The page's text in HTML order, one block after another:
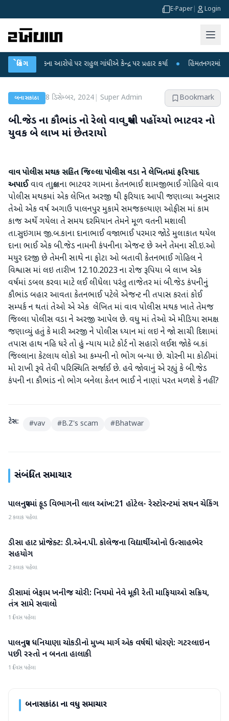
E-Paper Login
બ્રેકિંગ
લીકના આરોપો પર રાહુલ ગાંધીએ કેન્દ્ર પર પ્રહાર કર્યા ● હિંમતનગરમાં રહસ્યમય
બનાસકાંઠા 8 ડિસેમ્બર, 2024| Super Admin Bookmark
બી.જેડ ના કૌભાંડ નો રેલો વાવ સુધી પહોંચ્યો ભાટવર નો
યુવક બે લાખ માં છેતરાયો
વાવ પોલીસ મથક સહિત જિલ્લા પોલીસ વડા ને લેખિતમાં ફરિયાદ
અપાઈ વાવ તાલુકાના ભાટવર ગામના કેતનભાઈ શામજીભાઈ ગોહિલે વાવ
પોલીસ મથકમાં એક લેખિત અરજી થી ફરિયાદ આપી જણાવ્યા અનુસાર
તેઓ એક વર્ષ અગાઉ પાલનપુર મુકામે સમજકલ્યાણ ઓફીસ માં કામ
કાજ અર્થે ગયેલા તે સમય દરમિયાન તેમને મૂળ વતની મશાલી
તા.સુઇગામ જી.બ.કાના દાનાભાઈ વજાભાઈ પરમાર જોડે મુલાકાત થયેલ
દાના ભાઈ એક બી.જેડ નામની કંપનીના એજન્ટ છે અને તેમના સી.ઇ.ઓ
મયુર દરજી છે તેમની સાથે ના ફોટા ઓ બતાવી કેતનભાઈ ગોહિલ ને
વિશ્વાસ માં લઇ તારીખ 12.10.2023 ના રોજ રૂપિયા બે લાખ એક
વર્ષમાં ડબલ કરવા માટે લઈ લીધેલા પરંતુ તાજેતર માં બી.જેડ કંપનીનું
કૌભાંડ બહાર આવતા કેતનભાઈ પટેલે એજન્ટ ની તપાસ કરતાં કોઈ
સમ્પર્ક ન થતાં તેઓ એ એક લેખિત માં વાવ પોલીસ મથક ખાતે તેમજ
જિલ્લા પોલીસ વડા ને અરજી આપેલ છે. વધુ માં તેઓ એ મીડિયા સમક્ષ
જણાવ્યું હતું કે મારી અરજી ને પોલીસ ધ્યાન માં લઇ ને જો સાચી દિશામાં
તપાસ હાથ નહિ ધરે તો હું ન્યાય માટે કોર્ટ નો સહારો લઈશ જોકે બ.કાં
જિલ્લાના કેટલાય લોકો આ કમ્પની નો ભોગ બન્યા છે. ચોરની મા કોઠીમાં
મો રાખી રૂવે તેવી પરિસ્થિતિ સર્જાઈ છે. હવે જોવાનું એ રહ્યું કે બી.જેડ
કંપની ના કૌભાંડ નો ભોગ બનેલા કેતન ભાઈ ને નાણાં પરત મળશે કે નહીં?
ટેગ્સ: #vav #B.Z's scam #Bhatwar
સંબંધિત સમાચાર
બનાસકાંઠા
પાલનપુરમાં ફૂડ વિભાગની લાલ આંખ:21 હોટેલ- રેસ્ટોરન્ટમાં સઘન ચેકિંગ
2 કલાક પહેલા
બનાસકાંઠા
ડીસા હાટ પ્રોજેક્ટ: ડી.એન.પી. કોલેજના વિદ્યાર્થીઓનો ઉત્સાહભેર
સહયોગ
2 કલાક પહેલા
બનાસકાંઠા
ડીસામાં બેફામ ખનીજ ચોરી: નિયમો નેવે મૂકી રેતી માફિયાઓ સક્રિય,
તંત્ર સામે સવાલો
1 દિવસ પહેલા
બનાસકાંઠા
પાલનપુર ધનિયાણા ચોકડીનો મુખ્ય માર્ગ એક વર્ષથી ધોરણે: ગટરલાઇન
પછી રસ્તો ન બનતા હાલાકી
1 દિવસ પહેલા
બનાસકાંઠાના વધુ સમાચાર